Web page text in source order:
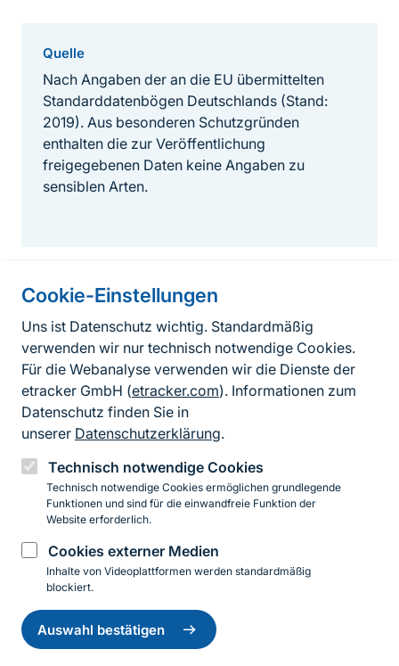
Cookie-Einstellungen
Uns ist Datenschutz wichtig. Standardmäßig
verwenden wir nur technisch notwendige Cookies.
Für die Webanalyse verwenden wir die Dienste der
etracker GmbH (etracker.com). Informationen zum
Datenschutz finden Sie in
unserer Datenschutzerklärung.
Technisch notwendige Cookies
Technisch notwendige Cookies ermöglichen grundlegende
Funktionen und sind für die einwandfreie Funktion der
Website erforderlich.
Cookies externer Medien
Inhalte von Videoplattformen werden standardmäßig
blockiert.
Auswahl bestätigen
Einwilligung
zurückziehen
Quelle
Nach Angaben der an die EU übermittelten
Standarddatenbögen Deutschlands (Stand:
2019). Aus besonderen Schutzgründen
enthalten die zur Veröffentlichung
freigegebenen Daten keine Angaben zu
sensiblen Arten.
Informationen zur Seite
FußzeileKontakt zum BfN
Kontaktformular
Erklärung zur Barrierefreiheit
Impressum
Datenschutz
InstagramFacebookYouTubeLinkedIn
© 2026 Bundesamt für Naturschutz